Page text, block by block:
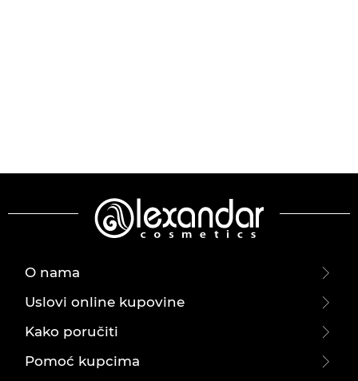
O nama
Uslovi online kupovine
Kako poručiti
Pomoć kupcima